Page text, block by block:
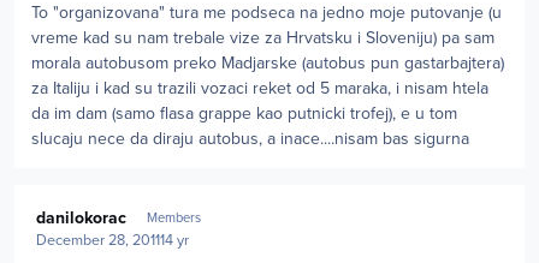
To "organizovana" tura me podseca na jedno moje putovanje (u
vreme kad su nam trebale vize za Hrvatsku i Sloveniju) pa sam
morala autobusom preko Madjarske (autobus pun gastarbajtera)
za Italiju i kad su trazili vozaci reket od 5 maraka, i nisam htela
da im dam (samo flasa grappe kao putnicki trofej), e u tom
slucaju nece da diraju autobus, a inace....nisam bas sigurna
danilokorac Members
December 28, 201114 yr